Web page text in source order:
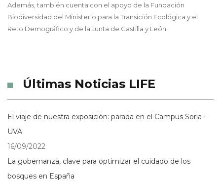
Además, también cuenta con el apoyo de la Fundación
Biodiversidad del Ministerio para la Transición Ecológica y el
Reto Demográfico y de la Junta de Castilla y León.
Últimas Noticias LIFE
El viaje de nuestra exposición: parada en el Campus Soria -
UVA
16/09/2022
La gobernanza, clave para optimizar el cuidado de los
bosques en España